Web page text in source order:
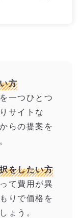
方
一つひとつ
サイトな
らの提案を
をしたい方
て費用が異
りで価格を
ょう。